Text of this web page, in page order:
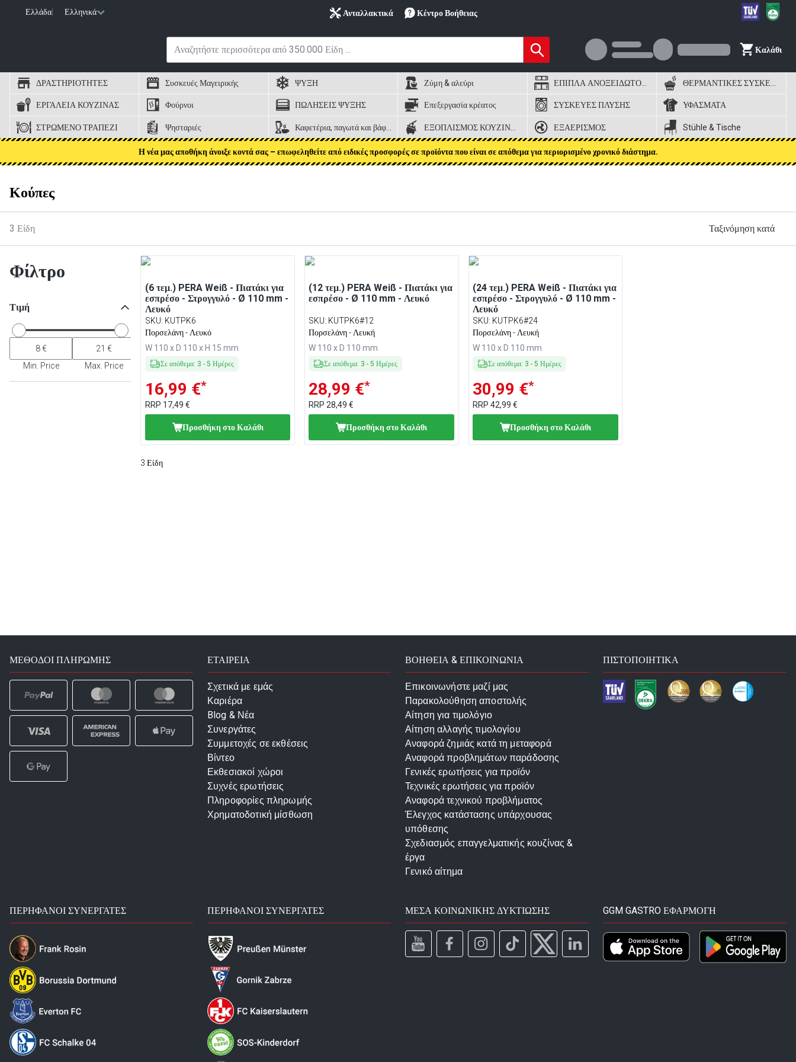
Ελλάδα Ελληνικά Ανταλλακτικά Κέντρο Βοήθειας
Καλάθι
ΔΡΑΣΤΗΡΙΟΤΗΤΕΣ Συσκευές Μαγειρικής ΨΥΞΗ Ζύμη & αλεύρι ΕΠΙΠΛΑ ΑΝΟΞΕΙΔΩΤΟΣ ΧΑΛΥΒΑΣ
ΕΡΓΑΛΕΙΑ ΚΟΥΖΙΝΑΣ Φούρνοι ΠΩΛΗΣΕΙΣ ΨΥΞΗΣ Επεξεργασία κρέατος ΣΥΣΚΕΥΕΣ ΠΛΥΣΗΣ ΥΦΑΣΜΑΤΑ
ΣΤΡΩΜΕΝΟ ΤΡΑΠΕΖΙ Ψησταριές Καφετέρια, παγωτά και βάφλες ΕΞΑΕΡΙΣΜΟΣ Stühle & Tische
Η νέα μας αποθήκη άνοιξε κοντά σας – επωφεληθείτε από ειδικές προσφορές σε προϊόντα που είναι σε απόθεμα για περιορισμένο χρονικό διάστημα.
Κούπες
3 Είδη Ταξινόμηση κατά
Φίλτρο
Τιμή
Min. Price Max. Price
(6 τεμ.) PERA Weiß - Πιατάκι για
εσπρέσο - Στρογγυλό - Ø 110 mm -
Λευκό
SKU: KUTPK6
Πορσελάνη - Λευκό
W 110 x D 110 x H 15 mm
Σε απόθεμα: 3 - 5 Ημέρες
16,99 €*
RRP 17,49 €
Προσθήκη στο Καλάθι
(12 τεμ.) PERA Weiß - Πιατάκι για
εσπρέσο - Ø 110 mm - Λευκό
SKU: KUTPK6#12
Πορσελάνη - Λευκή
W 110 x D 110 mm
Σε απόθεμα: 3 -5 Ημέρες
28,99 €*
RRP28,49 €
Προσθήκη στο Καλάθι
(24 τεμ.) PERA Weiß - Πιατάκι για
εσπρέσο - Στρογγυλό - Ø 110 mm -
Λευκό
SKU: KUTPK6#24
Πορσελάνη - Λευκή
W 110 x D 110 mm
Σε απόθεμα: 3 -5 Ημέρες
30,99 €*
RRP42,99 €
Προσθήκη στο Καλάθι
3 Είδη
ΜΈΘΟΔΟΙ ΠΛΗΡΩΜΉΣ ΕΤΑΙΡΕΙΑ
Σχετικά με εμάς
Καριέρα
Blog & Νέα
Συνεργάτες
Συμμετοχές σε εκθέσεις
Βίντεο
Εκθεσιακοί χώροι
Συχνές ερωτήσεις
Πληροφορίες πληρωμής
Χρηματοδοτική μίσθωση
ΒΟΗΘΕΙΑ & ΕΠΙΚΟΙΝΩΝΙΑ
Επικοινωνήστε μαζί μας
Παρακολούθηση αποστολής
Αίτηση για τιμολόγιο
Αίτηση αλλαγής τιμολογίου
Αναφορά ζημιάς κατά τη μεταφορά
Αναφορά προβλημάτων παράδοσης
Γενικές ερωτήσεις για προϊόν
Τεχνικές ερωτήσεις για προϊόν
Αναφορά τεχνικού προβλήματος
Έλεγχος κατάστασης υπάρχουσας
υπόθεσης
Σχεδιασμός επαγγελματικής κουζίνας &
έργα
Γενικό αίτημα
ΠΙΣΤΟΠΟΙΗΤΙΚΆ
ΠΕΡΉΦΑΝΟΙ ΣΥΝΕΡΓΆΤΕΣ ΠΕΡΉΦΑΝΟΙ ΣΥΝΕΡΓΆΤΕΣ ΜΈΣΑ ΚΟΙΝΩΝΙΚΉΣ ΔΥΚΤΊΩΣΗΣ GGM GASTRO ΕΦΑΡΜΟΓΉ